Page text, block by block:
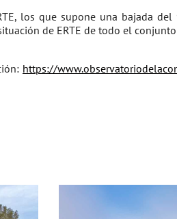
los que supone una bajada del
de ERTE de todo el
https://